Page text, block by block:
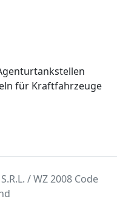
für Kraftfahrzeuge
/ WZ 2008 Code